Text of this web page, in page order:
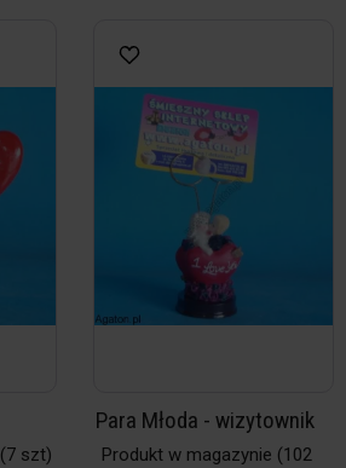
(7 szt)
Para Młoda - wizytownik
Produkt w magazynie (102